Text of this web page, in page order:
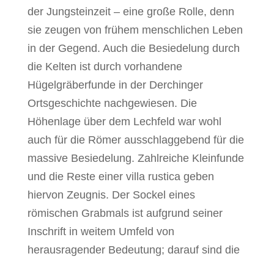
der Jungsteinzeit – eine große Rolle, denn
sie zeugen von frühem menschlichen Leben
in der Gegend. Auch die Besiedelung durch
die Kelten ist durch vorhandene
Hügelgräberfunde in der Derchinger
Ortsgeschichte nachgewiesen. Die
Höhenlage über dem Lechfeld war wohl
auch für die Römer ausschlaggebend für die
massive Besiedelung. Zahlreiche Kleinfunde
und die Reste einer villa rustica geben
hiervon Zeugnis. Der Sockel eines
römischen Grabmals ist aufgrund seiner
Inschrift in weitem Umfeld von
herausragender Bedeutung; darauf sind die